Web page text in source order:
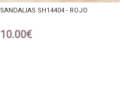
SANDALIAS SH14404 - ROJO
10.00€